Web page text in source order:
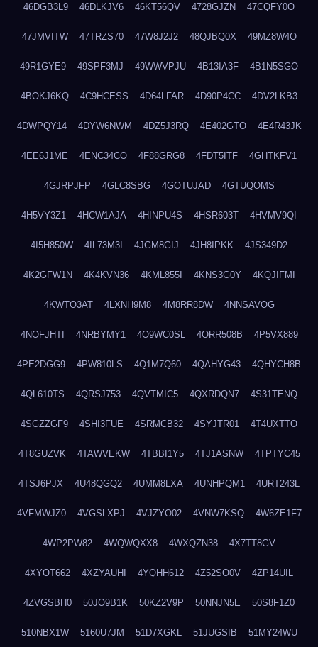
46DGB3L9 46DLKJV6 46KT56QV 4728GJZN 47CQFY0O
47JMVITW 47TRZS70 47W8J2J2 48QJBQ0X 49MZ8W4O
49R1GYE9 49SPF3MJ 49WWVPJU 4B13IA3F 4B1N5SGO
4BOKJ6KQ 4C9HCESS 4D64LFAR 4D90P4CC 4DV2LKB3
4DWPQY14 4DYW6NWM 4DZ5J3RQ 4E402GTO 4E4R43JK
4EE6J1ME 4ENC34CO 4F88GRG8 4FDT5ITF 4GHTKFV1
4GJRPJFP 4GLC8SBG 4GOTUJAD 4GTUQOMS
4H5VY3Z1 4HCW1AJA 4HINPU4S 4HSR603T 4HVMV9QI
4I5H850W 4IL73M3I 4JGM8GIJ 4JH8IPKK 4JS349D2
4K2GFW1N 4K4KVN36 4KML855I 4KNS3G0Y 4KQJIFMI
4KWTO3AT 4LXNH9M8 4M8RR8DW 4NNSAVOG
4NOFJHTI 4NRBYMY1 4O9WC0SL 4ORR508B 4P5VX889
4PE2DGG9 4PW810LS 4Q1M7Q60 4QAHYG43 4QHYCH8B
4QL610TS 4QRSJ753 4QVTMIC5 4QXRDQN7 4S31TENQ
4SGZZGF9 4SHI3FUE 4SRMCB32 4SYJTR01 4T4UXTTO
4T8GUZVK 4TAWVEKW 4TBBI1Y5 4TJ1ASNW 4TPTYC45
4TSJ6PJX 4U48QGQ2 4UMM8LXA 4UNHPQM1 4URT243L
4VFMWJZ0 4VGSLXPJ 4VJZYO02 4VNW7KSQ 4W6ZE1F7
4WP2PW82 4WQWQXX8 4WXQZN38 4X7TT8GV
4XYOT662 4XZYAUHI 4YQHH612 4Z52SO0V 4ZP14UIL
4ZVGSBH0 50JO9B1K 50KZ2V9P 50NNJN5E 50S8F1Z0
510NBX1W 5160U7JM 51D7XGKL 51JUGSIB 51MY24WU